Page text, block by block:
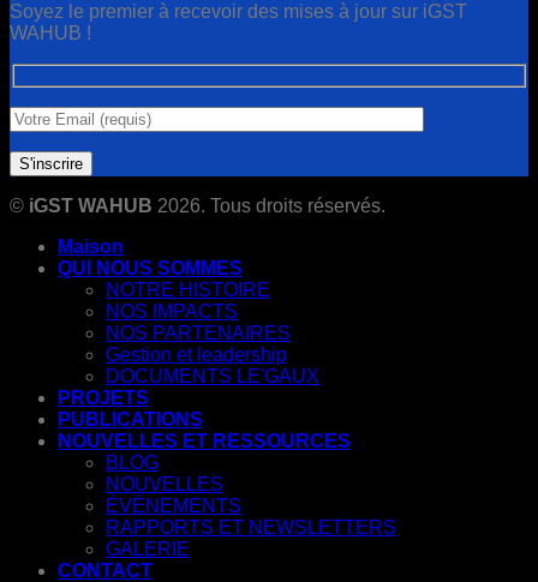
Soyez le premier à recevoir des mises à jour sur iGST
WAHUB !
© iGST WAHUB 2026. Tous droits réservés.
Maison
QUI NOUS SOMMES
NOTRE HISTOIRE
NOS IMPACTS
NOS PARTENAIRES
Gestion et leadership
DOCUMENTS LE'GAUX
PROJETS
PUBLICATIONS
NOUVELLES ET RESSOURCES
BLOG
NOUVELLES
ÉVÉNEMENTS
RAPPORTS ET NEWSLETTERS
GALERIE
CONTACT